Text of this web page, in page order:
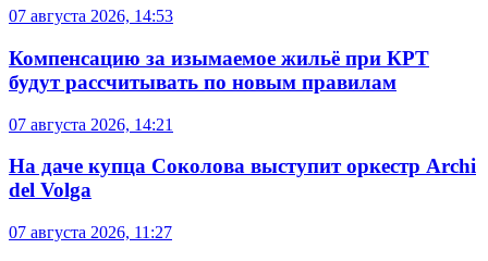
07 августа 2026, 14:53
Компенсацию за изымаемое жильё при КРТ
будут рассчитывать по новым правилам
07 августа 2026, 14:21
На даче купца Соколова выступит оркестр Archi
del Volga
07 августа 2026, 11:27